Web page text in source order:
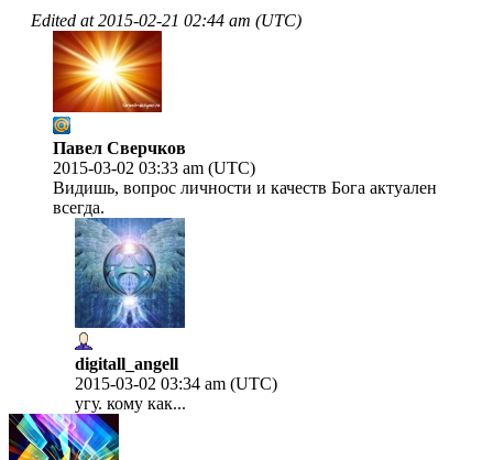
Edited at2015-02-21 02:44 am (UTC)
Павел Сверчков
2015-03-02 03:33 am (UTC)
Видишь, вопрос личности и качеств Бога актуален
всегда.
digitall_angell
2015-03-02 03:34 am (UTC)
угу. кому как...